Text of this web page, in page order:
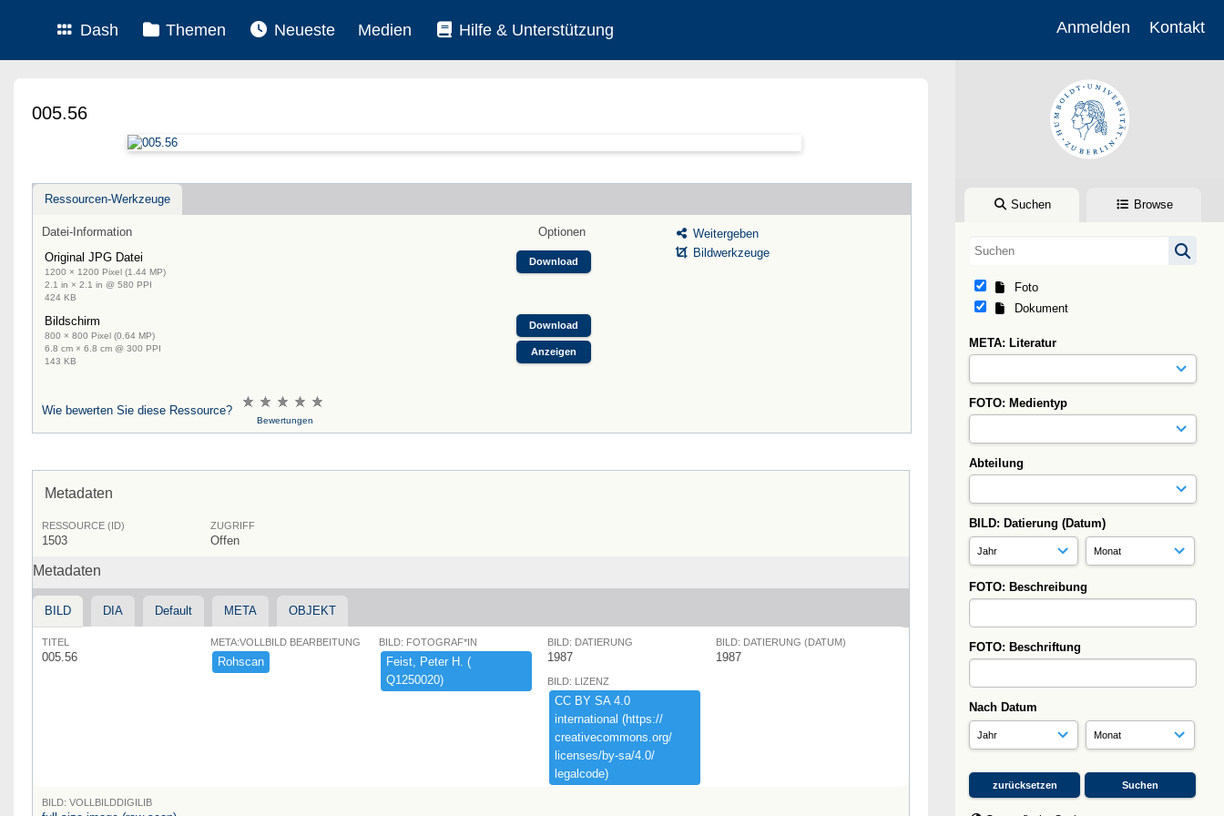
Dash Themen Neueste Medien Hilfe & Unterstützung Anmelden Kontakt
Suchen Browse
Foto
Dokument
META: Literatur
FOTO: Medientyp
Abteilung
BILD: Datierung (Datum)
FOTO: Beschreibung
FOTO: Beschriftung
Nach Datum
005.56
Ressourcen-Werkzeuge
Datei-Information
Optionen
Original JPG Datei
1200 × 1200 Pixel (1.44 MP)
2.1 in × 2.1 in @ 580 PPI
424 KB
Download
Bildschirm
800 × 800 Pixel (0.64 MP)
6.8 cm × 6.8 cm @ 300 PPI
143 KB
Download
Anzeigen
Weitergeben
Bildwerkzeuge
Wie bewerten Sie diese Ressource?
Bewertungen
Metadaten
RESSOURCE (ID)
1503
ZUGRIFF
Offen
Metadaten
BILD DIA Default META OBJEKT
TITEL
005.56
META:VOLLBILD BEARBEITUNG
Rohscan
BILD: FOTOGRAF*IN
Feist,​ ​Peter ​H.​ ​(​
Q1250020)​
BILD: DATIERUNG
1987
BILD: DATIERUNG (DATUM)
1987
BILD: LIZENZ
CC ​BY ​SA ​4.​0 ​
international ​(​https:​/​/​
creativecommons.​org/​
licenses/​by-​sa/​4.​0/​
legalcode)​
BILD: VOLLBILDDIGILIB